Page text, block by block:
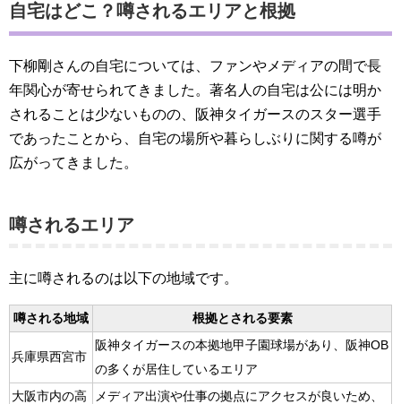
自宅はどこ？噂されるエリアと根拠
下柳剛さんの自宅については、ファンやメディアの間で長
年関心が寄せられてきました。著名人の自宅は公には明か
されることは少ないものの、阪神タイガースのスター選手
であったことから、自宅の場所や暮らしぶりに関する噂が
広がってきました。
噂されるエリア
主に噂されるのは以下の地域です。
噂される地域 根拠とされる要素
兵庫県西宮市
阪神タイガースの本拠地甲子園球場があり、阪神OB
の多くが居住しているエリア
大阪市内の高
メディア出演や仕事の拠点にアクセスが良いため、